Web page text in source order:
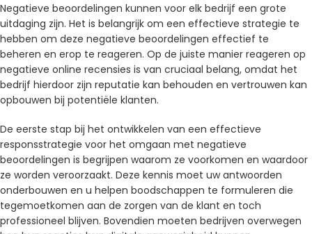
Negatieve beoordelingen kunnen voor elk bedrijf een grote
uitdaging zijn. Het is belangrijk om een ​​effectieve strategie te
hebben om deze negatieve beoordelingen effectief te
beheren en erop te reageren. Op de juiste manier reageren op
negatieve online recensies is van cruciaal belang, omdat het
bedrijf hierdoor zijn reputatie kan behouden en vertrouwen kan
opbouwen bij potentiële klanten.
De eerste stap bij het ontwikkelen van een effectieve
responsstrategie voor het omgaan met negatieve
beoordelingen is begrijpen waarom ze voorkomen en waardoor
ze worden veroorzaakt. Deze kennis moet uw antwoorden
onderbouwen en u helpen boodschappen te formuleren die
tegemoetkomen aan de zorgen van de klant en toch
professioneel blijven. Bovendien moeten bedrijven overwegen